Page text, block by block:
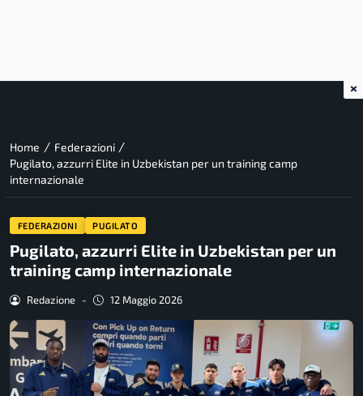
Home / Federazioni /
Pugilato, azzurri Elite in Uzbekistan per un training camp
internazionale
FEDERAZIONI PUGILATO
Pugilato, azzurri Elite in Uzbekistan per un
training camp internazionale
Redazione - 12 Maggio 2026
×